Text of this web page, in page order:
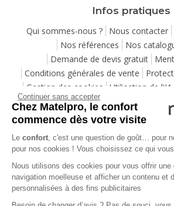
Infos pratiques
Qui sommes-nous ? Nous contacter
Nos références
Nos
Demande de devis gratuit
Conditions générales de vente
Gestion des cookies
Utilisation de l'IA
Programme de fidélité
Pack Sérénité
Codes promos
Location de
Aide
Foire Aux Questions Méthodes
Moyens de paiements
Payer en
Continuer sans accepter
Chez Matelpro, le confort
commence dès votre visite
Le confort, c'est une question de goût… pour
pour nos cookies ! Vous choisissez ce qui
Nous utilisons des cookies pour vous offrir une
navigation moelleuse et afficher un contenu et
personnalisées à des fins publicitaires